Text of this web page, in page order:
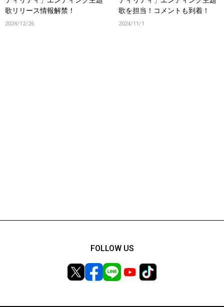
歌リリース情報解禁！
2024/12/26
歌を担当！コメントも到着！
2024/11/1
FOLLOW US